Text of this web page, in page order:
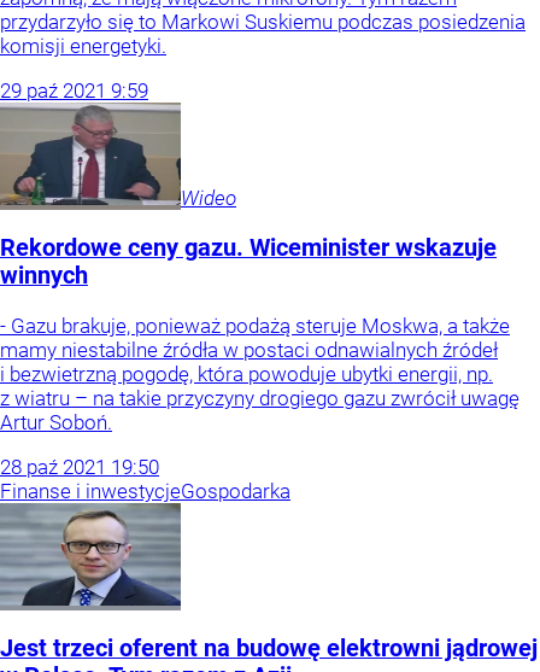
przydarzyło się to Markowi Suskiemu podczas posiedzenia
komisji energetyki.
29 paź 2021 9:59
Wideo
Rekordowe ceny gazu. Wiceminister wskazuje
winnych
- Gazu brakuje, ponieważ podażą steruje Moskwa, a także
mamy niestabilne źródła w postaci odnawialnych źródeł
i bezwietrzną pogodę, która powoduje ubytki energii, np.
z wiatru – na takie przyczyny drogiego gazu zwrócił uwagę
Artur Soboń.
28 paź 2021 19:50
Finanse i inwestycjeGospodarka
Jest trzeci oferent na budowę elektrowni jądrowej